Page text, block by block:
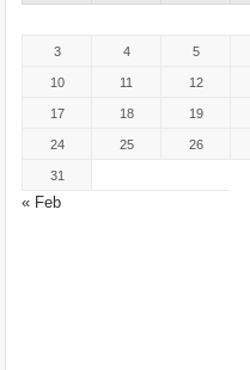
« Feb
3 4 5
10 11 12
17 18 19
24 25 26
31